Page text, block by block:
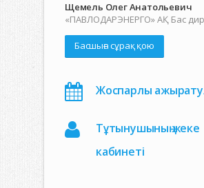
Щемель Олег Анатольевич
«ПАВЛОДАРЭНЕРГО» АҚ Бас
Басшыға сұрақ қою
Жоспарлы
Тұтынушының жеке
кабинеті